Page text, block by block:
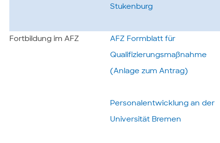
Stukenburg
Fortbildung im AFZ AFZ Formblatt für
Qualifizierungsmaßnahme
(Anlage zum Antrag)
Personalentwicklung an der
Universität Bremen